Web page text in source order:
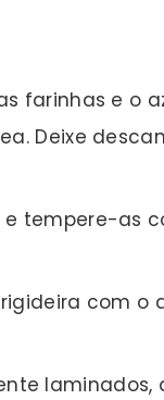
farinhas e o
Deixe
tempere-as
com o
laminados,